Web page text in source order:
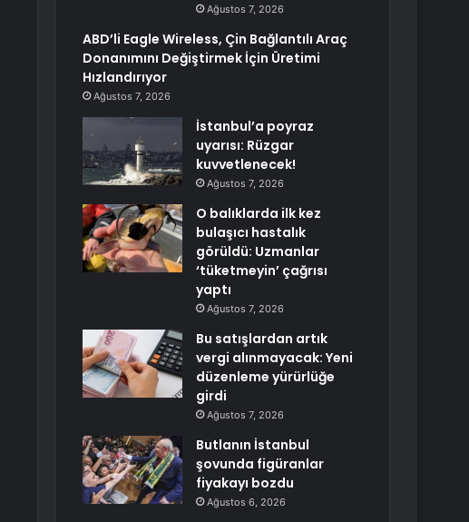
Ağustos 7, 2026
ABD’li Eagle Wireless, Çin Bağlantılı Araç
Donanımını Değiştirmek İçin Üretimi
Hızlandırıyor
Ağustos 7, 2026
İstanbul’a poyraz
uyarısı: Rüzgar
kuvvetlenecek!
Ağustos 7, 2026
O balıklarda ilk kez
bulaşıcı hastalık
görüldü: Uzmanlar
‘tüketmeyin’ çağrısı
yaptı
Ağustos 7, 2026
Bu satışlardan artık
vergi alınmayacak: Yeni
düzenleme yürürlüğe
girdi
Ağustos 7, 2026
Butlanın İstanbul
şovunda figüranlar
fiyakayı bozdu
Ağustos 6, 2026